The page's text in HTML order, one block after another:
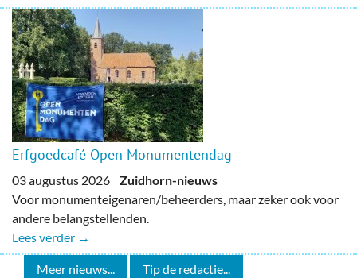
Erfgoedcafé Open Monumentendag
03 augustus 2026 Zuidhorn-nieuws
Voor monumenteigenaren/beheerders, maar zeker ook voor
andere belangstellenden.
Lees verder →
Meer nieuws... Tip de redactie...